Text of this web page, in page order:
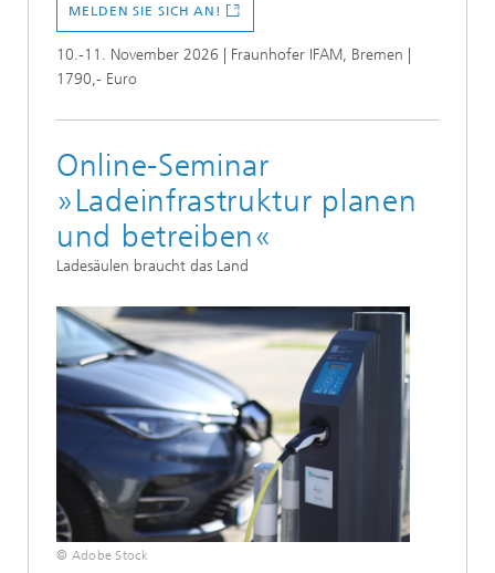
MELDEN SIE SICH AN!
10.-11. November 2026 | Fraunhofer IFAM, Bremen |
1790,- Euro
Online-Seminar
»Ladeinfrastruktur planen
und betreiben«
Ladesäulen braucht das Land
© Adobe Stock